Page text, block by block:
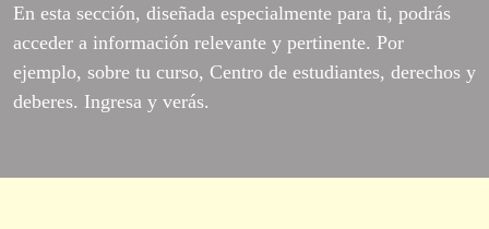
En esta sección, diseñada especialmente para ti, podrás
acceder a información relevante y pertinente. Por
ejemplo, sobre tu curso, Centro de estudiantes, derechos y
deberes. Ingresa y verás.